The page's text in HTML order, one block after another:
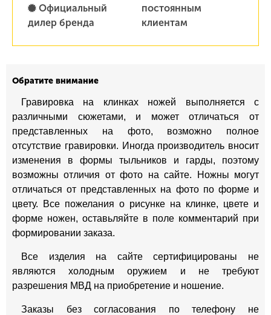
Официальный
дилер бренда
постоянным
клиентам
Обратите внимание
Гравировка на клинках ножей выполняется с
различными сюжетами, и может отличаться от
представленных на фото, возможно полное
отсутствие гравировки. Иногда производитель вносит
изменения в формы тыльников и гарды, поэтому
возможны отличия от фото на сайте. Ножны могут
отличаться от представленных на фото по форме и
цвету. Все пожелания о рисунке на клинке, цвете и
форме ножен, оставьляйте в поле комментарий при
формировании заказа.
Все изделия на сайте сертифицированы не
являются холодным оружием и не требуют
разрешения МВД на приобретение и ношение.
Заказы без согласования по телефону не